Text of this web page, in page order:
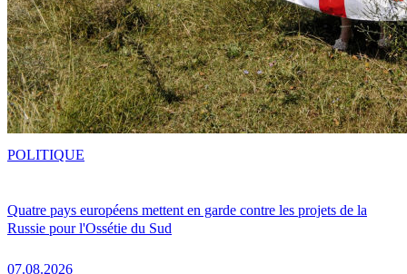
Quatre pays européens mettent en garde contre les projets de la
Russie pour l'Ossétie du Sud
07.08.2026
POLITIQUE